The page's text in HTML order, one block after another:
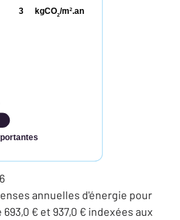
kgCO2/m2.an
3
annuelles d'énergie pour
€ et 937,0 € indexées aux